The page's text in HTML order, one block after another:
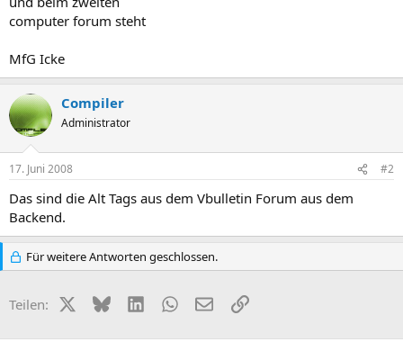
computer forum steht
MfG Icke
Compiler
Administrator
17. Juni 2008 #2
Das sind die Alt Tags aus dem Vbulletin Forum aus dem
Backend.
Für weitere Antworten geschlossen.
Teilen: X (Twitter)
BlueskyLinkedInWhatsApp
E-MailLink